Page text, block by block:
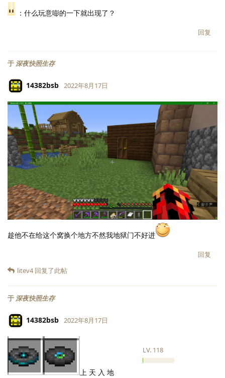
：什么玩意嘭的一下就出现了？
回复
于 深夜快照生存
14382bsb
118
2022年8月17日
趁他不在给这个窝换个地方不然我地狱门不好进
回复
litev4回复了此帖
于 深夜快照生存
14382bsb
LV. 118
2022年8月17日
上 天 入 地